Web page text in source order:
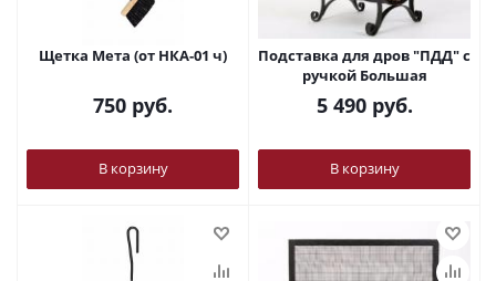
Щетка Мета (от НКА-01 ч)
750 руб.
В корзину
Подставка для дров "ПДД" с
ручкой Большая
5 490руб.
В корзину